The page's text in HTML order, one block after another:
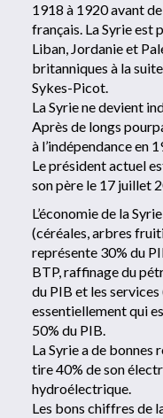
1918 à 1920 avant
français. La Syrie est
Liban, Jordanie et
britanniques à la
Sykes-Picot.
La Syrie ne devient
Après de longs
à l’indépendance en
Le président actuel
son père le 17 juillet
L’économie de la
(céréales, arbres
représente 30% du
BTP, raffinage du
du PIB et les
essentiellement qui
50% du PIB.
La Syrie a de bonnes
tire 40% de son
hydroélectrique.
Les bons chiffres de